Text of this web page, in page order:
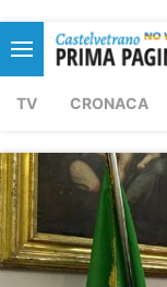
TV CRONACA